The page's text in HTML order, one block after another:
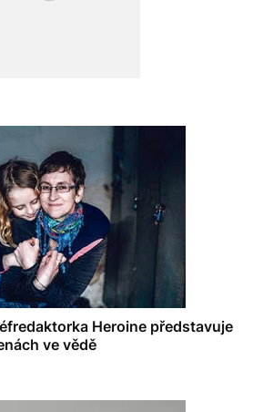
Heroine představuje
ve vědě